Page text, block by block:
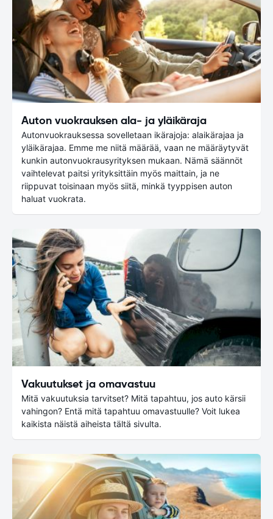
Auton vuokrauksen ala- ja yläikäraja
Autonvuokrauksessa sovelletaan ikärajoja: alaikärajaa ja
yläikärajaa. Emme me niitä määrää, vaan ne määräytyvät
kunkin autonvuokrausyrityksen mukaan. Nämä säännöt
vaihtelevat paitsi yrityksittäin myös maittain, ja ne
riippuvat toisinaan myös siitä, minkä tyyppisen auton
haluat vuokrata.
Vakuutukset ja omavastuu
Mitä vakuutuksia tarvitset? Mitä tapahtuu, jos auto kärsii
vahingon? Entä mitä tapahtuu omavastuulle? Voit lukea
kaikista näistä aiheista tältä sivulta.